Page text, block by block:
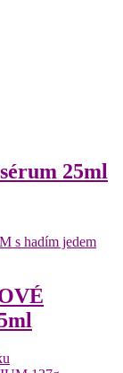
25ml